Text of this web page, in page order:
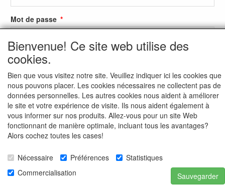
Mot de passe
S'inscrire
Mot de passe oublié ?
Bienvenue! Ce site web utilise des
cookies.
Bien que vous visitez notre site. Veuillez indiquer ici les cookies que
nous pouvons placer. Les cookies nécessaires ne collectent pas de
données personnelles. Les autres cookies nous aident à améliorer
le site et votre expérience de visite. Ils nous aident également à
vous informer sur nos produits. Allez-vous pour un site Web
fonctionnant de manière optimale, incluant tous les avantages?
Alors cochez toutes les cases!
Nécessaire Préférences
Statistiques
Commercialisation
Sauvegarder